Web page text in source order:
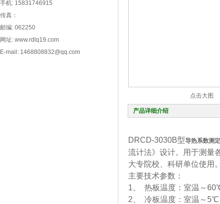
手机: 15831746915
传真：
邮编: 062250
网址: www.rdlq19.com
E-mail: 1468808832@qq.com
点击大图
产品详细介绍
DRCD-3030B型导热系数测
流计法》设计。用于测量
大专院校、科研单位使用
主要技术参数：
1、 热板温度：室温～
2、 冷板温度：室温～5℃